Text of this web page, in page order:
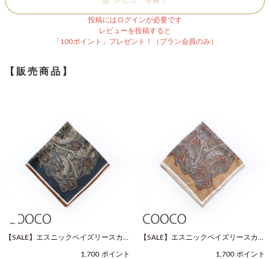
投稿にはログインが必要です
レビューを投稿すると
「100ポイント」プレゼント！（プラン会員のみ）
【販売商品】
【SALE】エスニックペイズリースカー
1,700 ポイント
【SALE】エスニックペイズリースカー
1,700 ポイント